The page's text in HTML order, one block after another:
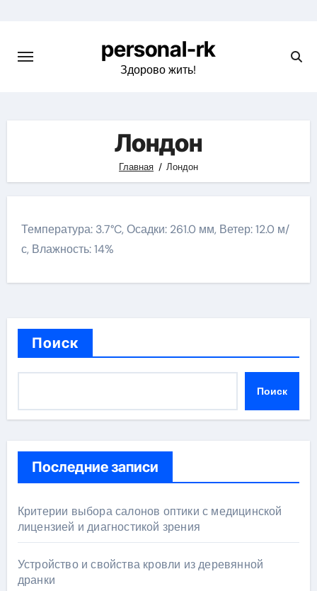
содержимому
personal-rk
Здорово жить!
Лондон
Главная Лондон
Температура: 3.7°C, Осадки: 261.0 мм, Ветер: 12.0 м/
с, Влажность: 14%
Поиск
Поиск
Последние записи
Критерии выбора салонов оптики с медицинской
лицензией и диагностикой зрения
Устройство и свойства кровли из деревянной
дранки